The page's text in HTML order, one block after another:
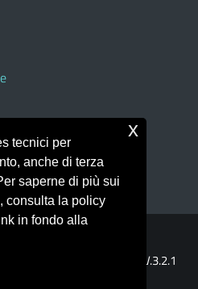
accessibile
V.3.2.1
tecnici per
anche di terza
saperne di più sui
consulta la policy
in fondo alla
x